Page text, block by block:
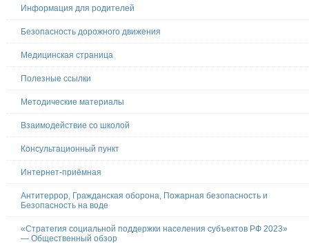
Информация для родителей
Безопасность дорожного движения
Медицинская страница
Полезные ссылки
Методические материалы
Взаимодействие со школой
Консультационный пункт
Интернет-приёмная
Антитеррор, Гражданская оборона, Пожарная безопасность и
Безопасность на воде
«Стратегия социальной поддержки населения субъектов РФ 2023»
— Общественный обзор